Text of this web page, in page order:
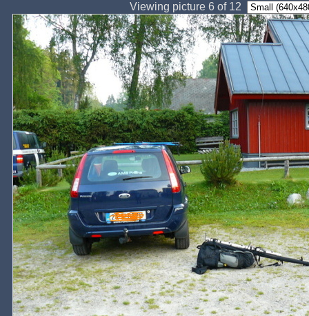
Viewing picture 6 of 12